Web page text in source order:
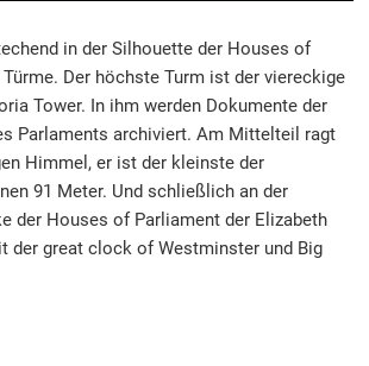
in der Silhouette der Houses of
Der höchste Turm ist der viereckige
Tower. In ihm werden Dokumente der
Parlaments archiviert. Am Mittelteil ragt
Himmel, er ist der kleinste der
91 Meter. Und schließlich an der
der Houses of Parliament der Elizabeth
der great clock of Westminster und Big